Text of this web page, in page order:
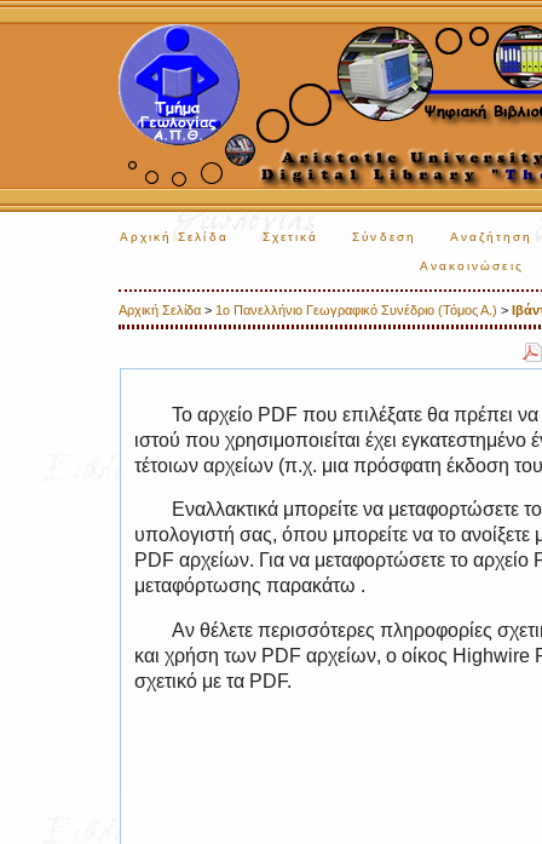
Αρχική Σελίδα Σχετικά Σύνδεση Αναζήτηση
Ανακοινώσεις
Αρχική Σελίδα > 1ο Πανελλήνιο Γεωγραφικό Συνέδριο (Τόμος Α.) >
Το αρχείο PDF που επιλέξατε θα πρέπει
ιστού που χρησιμοποιείται έχει
τέτοιων αρχείων (π.χ. μια πρόσφατη έκδοση
Εναλλακτικά μπορείτε να μεταφορτώσετε
υπολογιστή σας, όπου μπορείτε να το
PDF αρχείων. Για να μεταφορτώσετε το
μεταφόρτωσης παρακάτω .
Αν θέλετε περισσότερες πληροφορίες
και χρήση των PDF αρχείων, ο οίκος Highwire
σχετικό με τα PDF.